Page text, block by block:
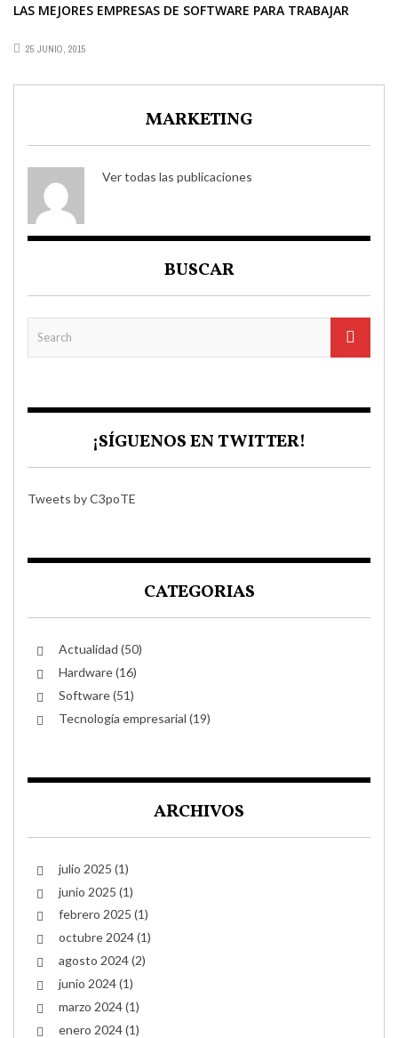
LAS MEJORES EMPRESAS DE SOFTWARE PARA TRABAJAR
25 JUNIO, 2015
MARKETING
Ver todas las publicaciones
BUSCAR
¡SÍGUENOS EN TWITTER!
Tweets by C3poTE
CATEGORIAS
Actualidad (50)
Hardware(16)
Software(51)
Tecnología empresarial (19)
ARCHIVOS
julio 2025 (1)
junio 2025 (1)
febrero 2025 (1)
octubre 2024(1)
agosto 2024(2)
junio 2024(1)
marzo 2024(1)
enero 2024(1)